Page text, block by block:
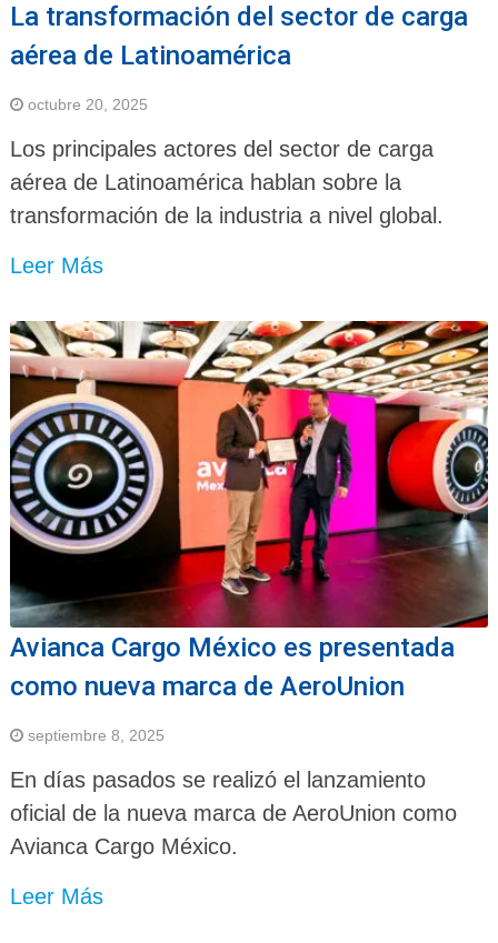
La transformación del sector de carga
aérea de Latinoamérica
octubre 20, 2025
Los principales actores del sector de carga
aérea de Latinoamérica hablan sobre la
transformación de la industria a nivel global.
Leer Más
Avianca Cargo México es presentada
como nueva marca de AeroUnion
septiembre 8, 2025
En días pasados se realizó el lanzamiento
oficial de la nueva marca de AeroUnion como
Avianca Cargo México.
Leer Más